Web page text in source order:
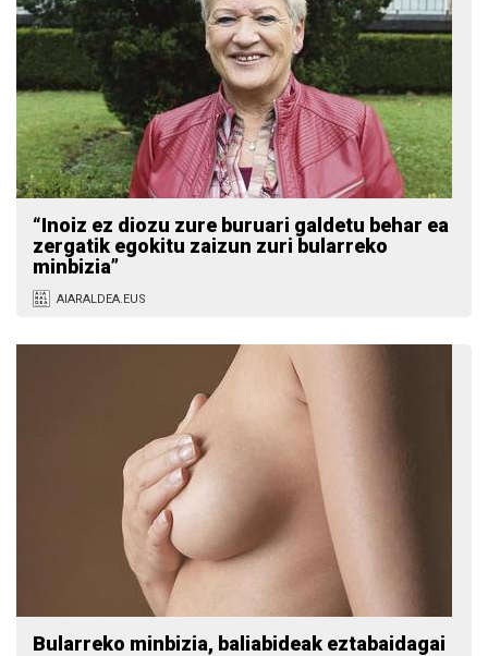
“Inoiz ez diozu zure buruari galdetu behar ea
zergatik egokitu zaizun zuri bularreko
minbizia”
AIARALDEA.EUS
Bularreko minbizia, baliabideak eztabaidagai